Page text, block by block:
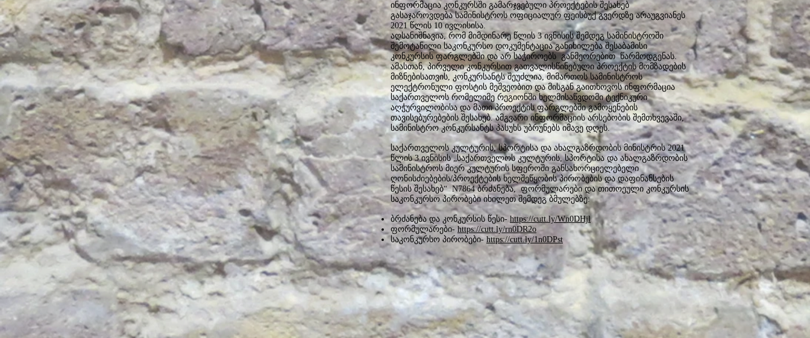
ინფორმაცია კონკურსში გამარჯვებული პროექტების შესახებ
გასაჯაროვდება სამინისტროს ოფიციალურ ფეისბუქ გვერდზე არაუგვიანეს
2021 წლის 10 ივლისისა.
აღსანიშნავია, რომ მიმდინარე წლის 3 ივნისის შემდეგ სამინისტროში
შემოტანილი საკონკურსო დოკუმენტაცია განიხილება შესაბამისი
კონკურსის ფარგლებში და არ საჭიროებს განმეორებით წარმოდგენას.
ამასთან, პირველი კონკურსით გათვალისწინებული პროექტის მომზადების
მიზნებისათვის, კონკურსანტს შეუძლია, მიმართოს სამინისტროს
ელექტრონული ფოსტის მეშვეობით და მისგან გაითხოვოს ინფორმაცია
საქართველოს რომელიმე რეგიონში ხელმისაწვდომი ტექნიკური
აღჭურვილობისა და მათი პროექტის ფარგლებში გამოყენების
თავისებურებების შესახებ. ამგვარი ინფორმაციის არსებობის შემთხვევაში,
სამინისტრო კონკურსანტს პასუხს უბრუნებს იმავე დღეს.
საქართველოს კულტურის, სპორტისა და ახალგაზრდობის მინისტრის 2021
წლის 3 ივნისის „საქართველოს კულტურის, სპორტისა და ახალგაზრდობის
სამინისტროს მიერ კულტურის სფეროში განსახორციელებელი
ღონისძიებების/პროექტების ხელშეწყობის პირობების და დაფინანსების
წესის შესახებ“ N7864 ბრძანება, ფორმულარები და თითოეული კონკურსის
საკონკურსო პირობები იხილეთ შემდეგ ბმულებზე:
ბრძანება და კონკურსის წესი- https://cutt.ly/Wn0DHjl
ფორმულარები- https://cutt.ly/rn0DR2o
საკონკურსო პირობები- https://cutt.ly/1n0DPst